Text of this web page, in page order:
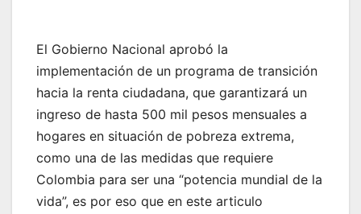
El Gobierno Nacional aprobó la
implementación de un programa de transición
hacia la renta ciudadana, que garantizará un
ingreso de hasta 500 mil pesos mensuales a
hogares en situación de pobreza extrema,
como una de las medidas que requiere
Colombia para ser una “potencia mundial de la
vida”, es por eso que en este articulo